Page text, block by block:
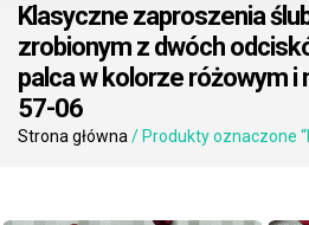
Klasyczne zaproszenia
zrobionym z dwóch
palca w kolorze różowym i
57-06
Strona główna / Produkty oznaczone